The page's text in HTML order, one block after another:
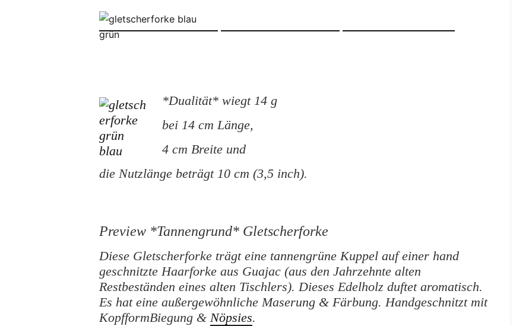
*Dualität* wiegt 14 g
bei 14 cm Länge,
4 cm Breite und
die Nutzlänge beträgt 10 cm (3,5 inch).
Preview *Tannengrund* Gletscherforke
Diese Gletscherforke trägt eine tannengrüne Kuppel auf einer hand
geschnitzte Haarforke aus Guajac (aus den Jahrzehnte alten
Restbeständen eines alten Tischlers). Dieses Edelholz duftet aromatisch.
Es hat eine außergewöhnliche Maserung & Färbung. Handgeschnitzt mit
KopfformBiegung & Nöpsies.